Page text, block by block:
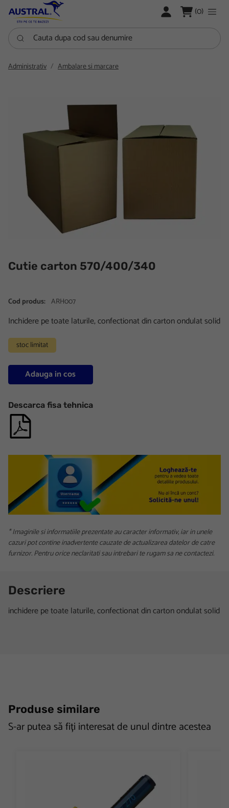
LOGARE (0)
Cauta dupa cod sau denumire
Administrativ Ambalare si marcare
Cutie carton 570/400/340
Cod produs: ARH007
Inchidere pe toate laturile, confectionat din carton ondulat solid
stoc limitat
Adauga in cos
Descarca fisa tehnica
* Imaginile si informatiile prezentate au caracter informativ, iar in unele
cazuri pot contine inadvertente cauzate de actualizarea datelor de catre
furnizor. Pentru orice neclaritati sau intrebari te rugam sa ne contactezi.
Descriere
inchidere pe toate laturile, confectionat din carton ondulat solid
Produse similare
S-ar putea să fiți interesat de unul dintre acestea